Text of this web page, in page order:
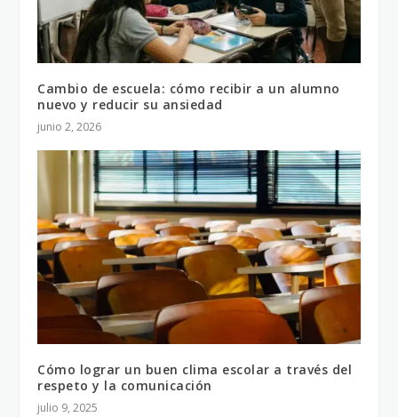
Cambio de escuela: cómo recibir a un alumno
nuevo y reducir su ansiedad
junio 2, 2026
Cómo lograr un buen clima escolar a través del
respeto y la comunicación
julio 9, 2025